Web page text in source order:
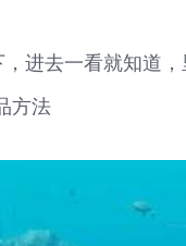
，进去一看就知道
方法